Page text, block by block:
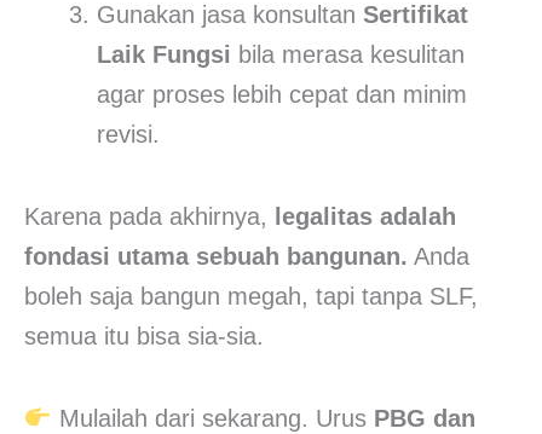
Gunakan jasa konsultan Sertifikat
Laik Fungsi bila merasa kesulitan
agar proses lebih cepat dan minim
revisi.
Karena pada akhirnya,
legalitas adalah
fondasi utama sebuah bangunan. Anda
boleh saja bangun megah, tapi tanpa SLF,
semua itu bisa sia-sia.
Mulailah dari sekarang. Urus PBG dan